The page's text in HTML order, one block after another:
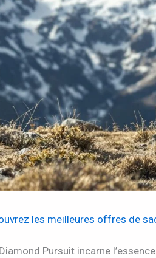
les meilleures offres de
Pursuit incarne